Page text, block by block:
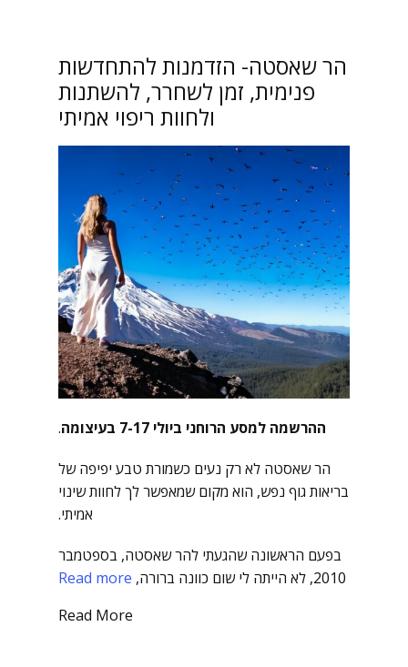
הר שאסטה- הזדמנות להתחדשות
פנימית, זמן לשחרר, להשתנות
ולחוות ריפוי אמיתי
ההרשמה למסע הרוחני ביולי 7-17 בעיצומה .
הר שאסטה לא רק נעים כשמורת טבע יפיפה של
בריאות גוף נפש, הוא מקום שמאפשר לך לחוות שינוי
אמיתי.
בפעם הראשונה שהגעתי להר שאסטה, בספטמבר
2010, לא הייתה לי שום כוונה ברורה,
Read more
Read More